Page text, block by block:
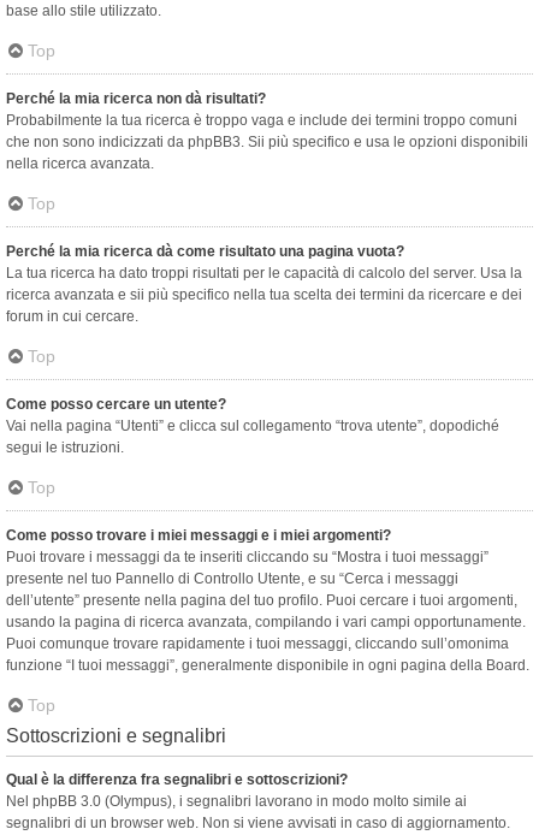
base allo stile utilizzato.
Top
Perché la mia ricerca non dà risultati?
Probabilmente la tua ricerca è troppo vaga e include dei termini troppo comuni
che non sono indicizzati da phpBB3. Sii più specifico e usa le opzioni disponibili
nella ricerca avanzata.
Top
Perché la mia ricerca dà come risultato una pagina vuota?
La tua ricerca ha dato troppi risultati per le capacità di calcolo del server. Usa la
ricerca avanzata e sii più specifico nella tua scelta dei termini da ricercare e dei
forum in cui cercare.
Top
Come posso cercare un utente?
Vai nella pagina “Utenti” e clicca sul collegamento “trova utente”, dopodiché
segui le istruzioni.
Top
Come posso trovare i miei messaggi e i miei argomenti?
Puoi trovare i messaggi da te inseriti cliccando su “Mostra i tuoi messaggi”
presente nel tuo Pannello di Controllo Utente, e su “Cerca i messaggi
dell’utente” presente nella pagina del tuo profilo. Puoi cercare i tuoi argomenti,
usando la pagina di ricerca avanzata, compilando i vari campi opportunamente.
Puoi comunque trovare rapidamente i tuoi messaggi, cliccando sull’omonima
funzione “I tuoi messaggi”, generalmente disponibile in ogni pagina della Board.
Top
Sottoscrizioni e segnalibri
Qual è la differenza fra segnalibri e sottoscrizioni?
Nel phpBB 3.0 (Olympus), i segnalibri lavorano in modo molto simile ai
segnalibri di un browser web. Non si viene avvisati in caso di aggiornamento.